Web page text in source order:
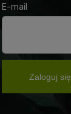
E-mail
Zaloguj się